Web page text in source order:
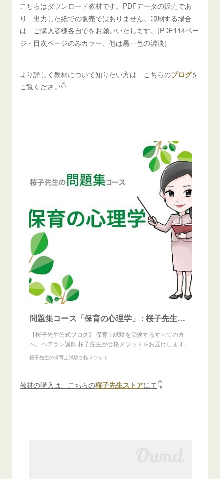
こちらはダウンロード教材です。PDFデータの販売であ
り、出力した紙での販売ではありません。印刷する場合
は、ご購入者様各自でをお願いいたします。(PDF114ペー
ジ・目次ページのみカラー、他は黒一色の濃淡）
より詳しく教材について知りたい方は、こちらのブログを
ご覧ください👇
問題集コース「保育の心理学」 : 桜子先生の保育士試験合格メソッド
【桜子先生公式ブログ】 保育士試験を受験するすべての方
へ、ベテラン講師 桜子先生が合格メソッドをお届けします。
桜子先生の保育士試験合格メソッド
教材の購入は、こちらの桜子先生ストアにて👇